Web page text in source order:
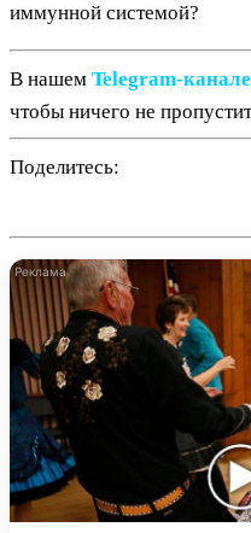
иммунной системой?
В нашем Telegram‑канале
чтобы ничего не
Поделитесь: